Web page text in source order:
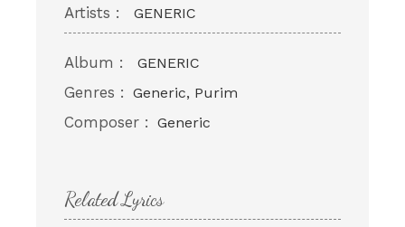
Artists : GENERIC
Album : GENERIC
Genres : Generic, Purim
Composer : Generic
Related Lyrics